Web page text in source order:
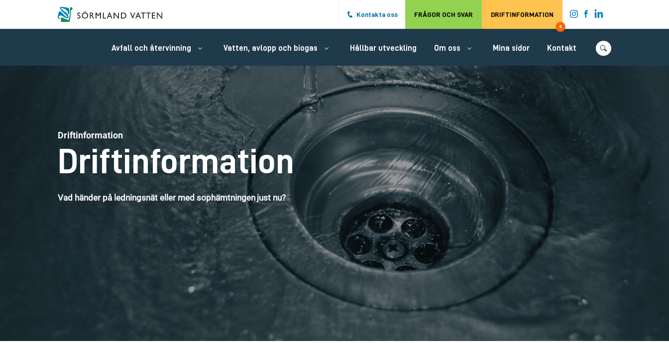
Hoppa till det huvudsakliga innehållet.
Kontakta oss FRÅGOR OCH SVAR DRIFTINFORMATION
4
Avfall och återvinning Vatten, avlopp och biogas Hållbar utveckling Om oss Mina sidor Kontakt
Driftinformation
Driftinformation
Vad händer på ledningsnät eller med sophämtningen just nu?